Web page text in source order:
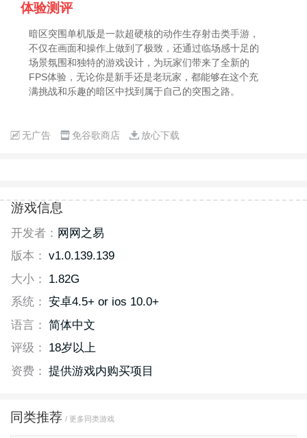
体验测评
暗区突围单机版是一款超硬核的动作生存射击类手游，
不仅在画面和操作上做到了极致，还通过临场感十足的
场景氛围和独特的游戏设计，为玩家们带来了全新的
FPS体验，无论你是新手还是老玩家，都能够在这个充
满挑战和乐趣的暗区中找到属于自己的突围之路。
无广告 免谷歌商店 放心下载
游戏信息
开发者： 网网之易
版本： v1.0.139.139
大小：
1.82G
系统： 安卓4.5+ or ios 10.0+
语言： 简体中文
评级：
18岁以上
资费： 提供游戏内购买项目
同类推荐 / 更多同类游戏